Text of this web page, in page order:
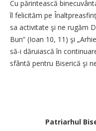
Cu părintească
îl felicităm pe
sa activitate şi ne rugăm
Bun” (Ioan 10, 11) şi
să-i dăruiască în
sfântă pentru Biserică şi
Patriarhul